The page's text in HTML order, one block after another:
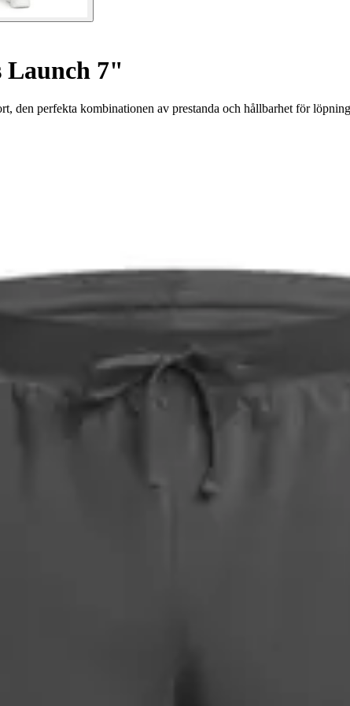
Launch 7"
den perfekta kombinationen av prestanda och hållbarhet för